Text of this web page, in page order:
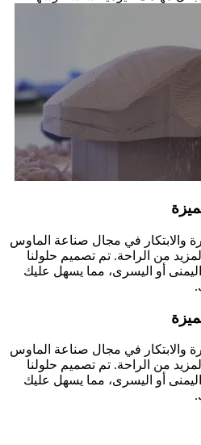
من الخبرة والابتكار في مجال صناعة الماوس
من الراحة. تم تصميم حلولنا
أو اليسرى، مما يسهل عليك
من الخبرة والابتكار في مجال صناعة الماوس
من الراحة. تم تصميم حلولنا
أو اليسرى، مما يسهل عليك